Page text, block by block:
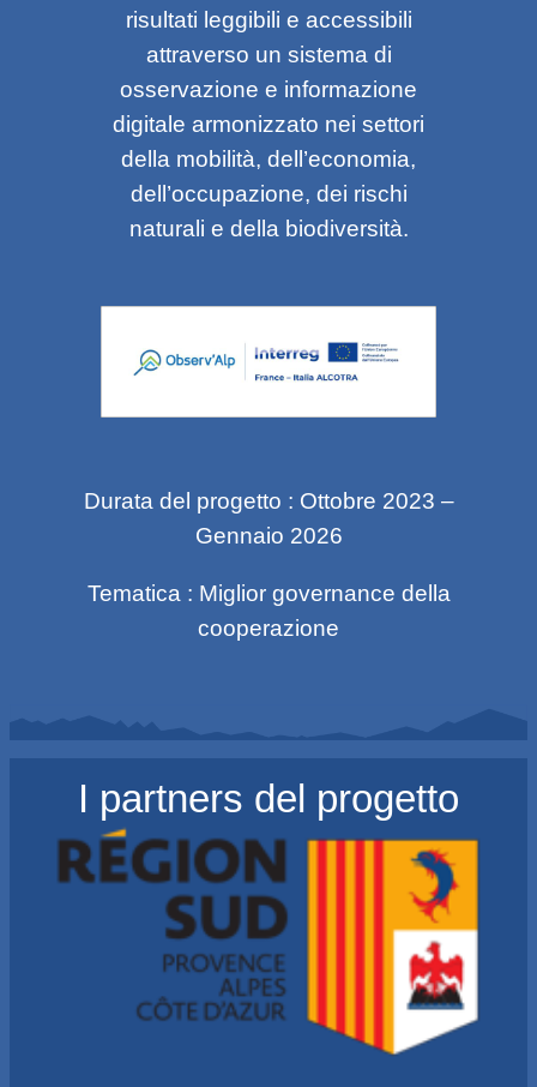
risultati leggibili e accessibili
attraverso un sistema di
osservazione e informazione
digitale armonizzato nei settori
della mobilità, dell’economia,
dell’occupazione, dei rischi
naturali e della biodiversità.
Durata del progetto : Ottobre 2023 –
Gennaio 2026
Tematica : Miglior governance della
cooperazione
I partners del progetto